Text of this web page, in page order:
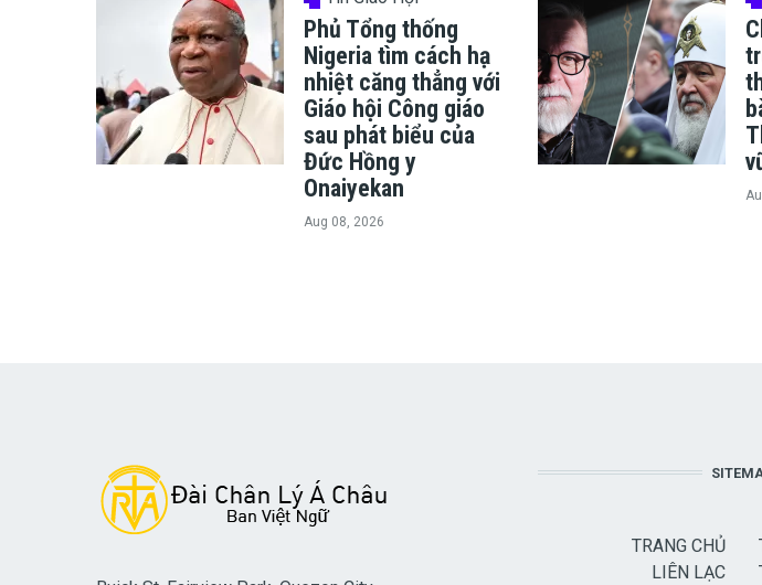
Phủ Tổng thống
Nigeria tìm cách hạ
nhiệt căng thẳng với
Giáo hội Công giáo
sau phát biểu của
Đức Hồng y
Onaiyekan
Aug 08, 2026
TRANG CHỦ
LIÊN LẠC